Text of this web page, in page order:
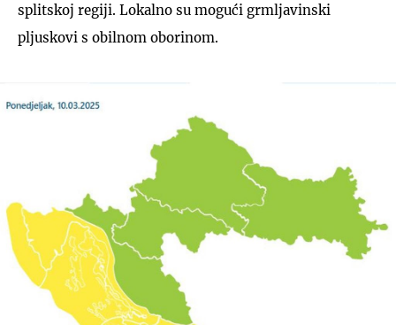
splitskoj regiji. Lokalno su mogući grmljavinski
pljuskovi s obilnom oborinom.